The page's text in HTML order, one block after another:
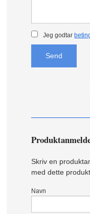
Jeg godtar
Send
Skriv en
med dette
Navn